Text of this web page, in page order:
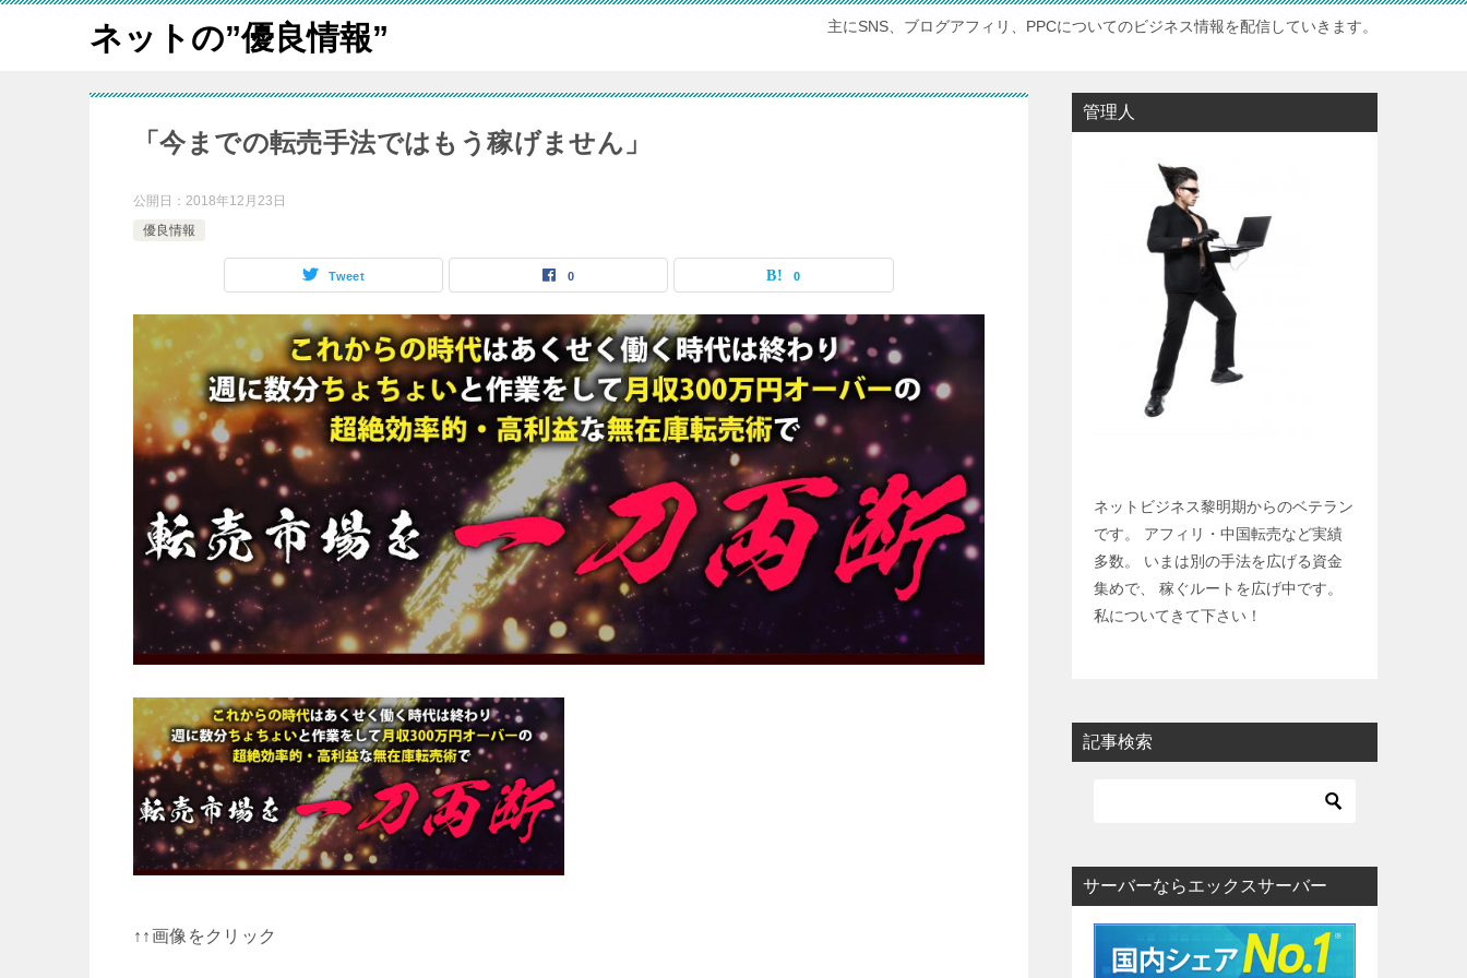
ネットの”優良情報” 主にSNS、ブログアフィリ、PPCについてのビジネス情報を配信していきます。
「今までの転売手法ではもう稼げません」
公開日： 2018年12月23日
優良情報
Tweet 0 0
↑↑画像をクリック
管理人
ネットビジネス黎明期からのベテラン
です。 アフィリ・中国転売など実績
多数。 いまは別の手法を広げる資金
集めで、 稼ぐルートを広げ中です。
私についてきて下さい！
記事検索
サーバーならエックスサーバー